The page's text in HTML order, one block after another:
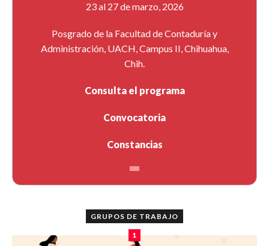
23 al 27 de marzo, 2026
Posgrado de la Facultad de Contaduría y
Administración, UACH, Campus II, Chihuahua,
Chih.
Consulta el programa
Convocatoria
Constancias
GRUPOS DE TRABAJO
1